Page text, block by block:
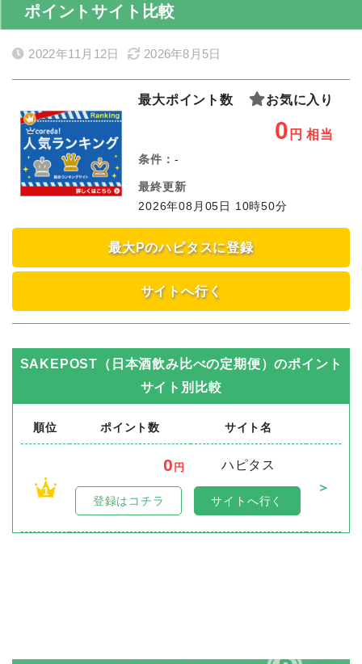
ポイントサイト比較
2022年11月12日 2026年8月5日
最大ポイント数 お気に入り
0 円 相当
条件： -
最終更新
2026年08月05日 10時50分
最大Pのハピタスに登録
サイトへ行く
SAKEPOST（日本酒飲み比べの定期便）のポイント
サイト別比較
順位 ポイント数 サイト名
1
0 円
ハピタス
＞
登録はコチラ サイトへ行く